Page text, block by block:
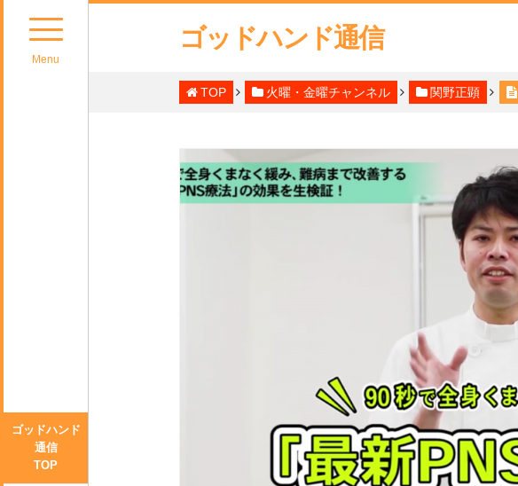
Menu
ゴッドハンド
通信
TOP
ゴッドハンド通信
TOP 火曜・金曜チャンネル 関野正顕